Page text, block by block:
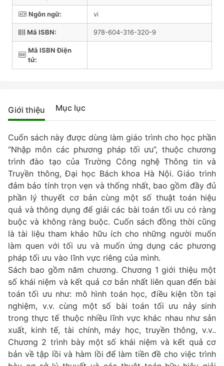
Ngôn ngữ: vi
Mã ISBN: 978-604-316-320-9
Mã ISBN Điện
tử:
Giới thiệu Mục lục
Cuốn sách này được dùng làm giáo trình cho học phần
“Nhập môn các phương pháp tối ưu”, thuộc chương
trình đào tạo của Trường Công nghệ Thông tin và
Truyền thông, Đại học Bách khoa Hà Nội. Giáo trình
đảm bảo tính trọn vẹn và thống nhất, bao gồm đầy đủ
phần lý thuyết cơ bản cùng một số thuật toán hiệu
quả và thông dụng để giải các bài toán tối ưu có ràng
buộc và không ràng buộc. Cuốn sách đồng thời cũng
là tài liệu tham khảo hữu ích cho những người muốn
làm quen với tối ưu và muốn ứng dụng các phương
pháp tối ưu vào lĩnh vực riêng của mình.
Sách bao gồm năm chương. Chương 1 giới thiệu một
số khái niệm và kết quả cơ bản nhất liên quan đến bài
toán tối ưu như: mô hình toán học, điều kiện tồn tại
nghiệm, v.v. cùng một số bài toán tối ưu nảy sinh
trong thực tế thuộc nhiều lĩnh vực khác nhau như sản
xuất, kinh tế, tài chính, máy học, truyền thông, v.v..
Chương 2 trình bày một số khái niệm và kết quả cơ
bản về tập lồi và hàm lồi để làm tiền đề cho việc trình